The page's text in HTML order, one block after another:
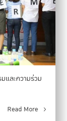
และความร่วม
Read More